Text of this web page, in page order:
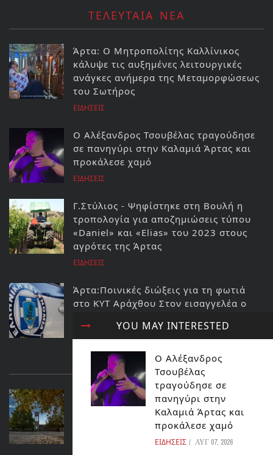
YOU MAY INTERESTED
Ο Αλέξανδρος
Τσουβέλας
τραγούδησε σε
πανηγύρι στην
Καλαμιά Άρτας και
προκάλεσε χαμό
ΕΙΔΗΣΕΙΣ ΑΥΓ 07, 2026
ΤΕΛΕΥΤΑΙΑ ΝΕΑ
Άρτα: Ο Μητροπολίτης Καλλίνικος
κάλυψε τις αυξημένες λειτουργικές
ανάγκες ανήμερα της Μεταμορφώσεως
του Σωτήρος
ΕΙΔΗΣΕΙΣ
Ο Αλέξανδρος Τσουβέλας τραγούδησε
σε πανηγύρι στην Καλαμιά Άρτας και
προκάλεσε χαμό
ΕΙΔΗΣΕΙΣ
Γ.Στύλιος - Ψηφίστηκε στη Βουλή η
τροπολογία για αποζημιώσεις τύπου
«Daniel» και «Elias» του 2023 στους
αγρότες της Άρτας
ΕΙΔΗΣΕΙΣ
Άρτα:Ποινικές διώξεις για τη φωτιά
στο ΚΥΤ Αράχθου Στον εισαγγελέα ο
του ΔΕΔΔΗΕ
ΔΙΑΒΑΣΤΕ ΕΠΙΣΗΣ...
ΔΗΜΟΣ ΝΙΚΟΛΑΟΥ ΣΚΟΥΦΑ:
ΑΦΙΕΡΩΜΑ ΣΤΗΝ ΟΙΚΟΓΕΝΕΙΑ